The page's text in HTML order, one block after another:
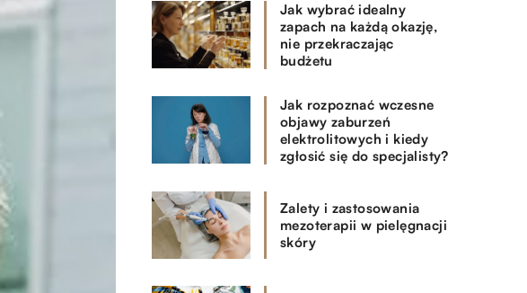
Jak wybrać idealny
zapach na każdą okazję,
nie przekraczając
budżetu
Jak rozpoznać wczesne
objawy zaburzeń
elektrolitowych i kiedy
zgłosić się do specjalisty?
Zalety i zastosowania
mezoterapii w pielęgnacji
skóry